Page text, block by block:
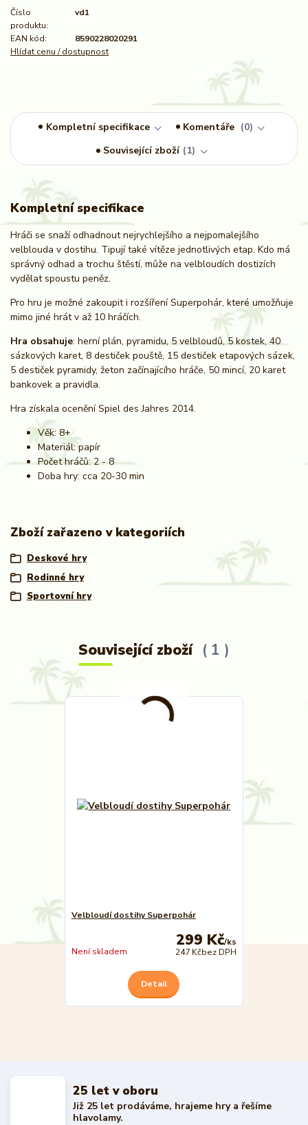
Číslo
produktu:
vd1
EAN kód:
8590228020291
Hlídat cenu / dostupnost
Kompletní specifikace Komentáře
0
Související zboží
1
Kompletní specifikace
Hráči se snaží odhadnout nejrychlejšího a nejpomalejšího
velblouda v dostihu. Tipují také vítěze jednotlivých etap. Kdo má
správný odhad a trochu štěstí, může na velbloudích dostizích
vydělat spoustu peněz.
Pro hru je možné zakoupit i rozšíření Superpohár, které umožňuje
mimo jiné hrát v až 10 hráčích.
Hra obsahuje: herní plán, pyramidu, 5 velbloudů, 5 kostek, 40
sázkových karet, 8 destiček pouště, 15 destiček etapových sázek,
5 destiček pyramidy, žeton začínajícího hráče, 50 mincí, 20 karet
bankovek a pravidla.
Hra získala ocenění Spiel des Jahres 2014.
Věk: 8+
Materiál: papír
Počet hráčů: 2 - 8
Doba hry: cca 20-30 min
Zboží zařazeno v kategoriích
Deskové hry
Rodinné hry
Sportovní hry
Související zboží 1
Velbloudí dostihy Superpohár
299 Kč/ks
247 Kčbez DPH
Není skladem
Detail
25 let v oboru
Již 25 let prodáváme, hrajeme hry a řešíme
hlavolamy.